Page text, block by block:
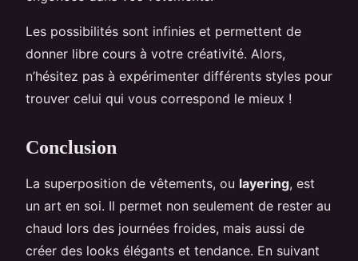
Les possibilités sont infinies et permettent de
donner libre cours à votre créativité. Alors,
n’hésitez pas à expérimenter différents styles pour
trouver celui qui vous correspond le mieux !
Conclusion
La superposition de vêtements, ou layering, est
un art en soi. Il permet non seulement de rester au
chaud lors des journées froides, mais aussi de
créer des looks élégants et tendance. En suivant